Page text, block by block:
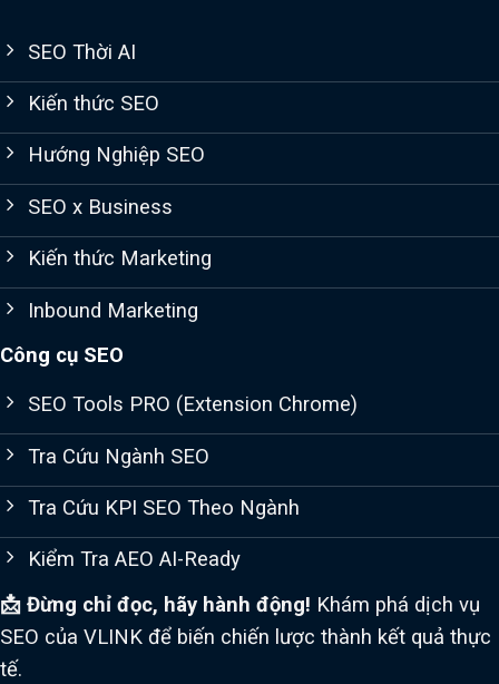
SEO Thời AI
Kiến thức SEO
Hướng Nghiệp SEO
SEO x Business
Kiến thức Marketing
Inbound Marketing
Công cụ SEO
SEO Tools PRO (Extension Chrome)
Tra Cứu Ngành SEO
Tra Cứu KPI SEO Theo Ngành
Kiểm Tra AEO AI-Ready
📩 Đừng chỉ đọc, hãy hành động! Khám phá dịch vụ
SEO của VLINK để biến chiến lược thành kết quả thực
tế.